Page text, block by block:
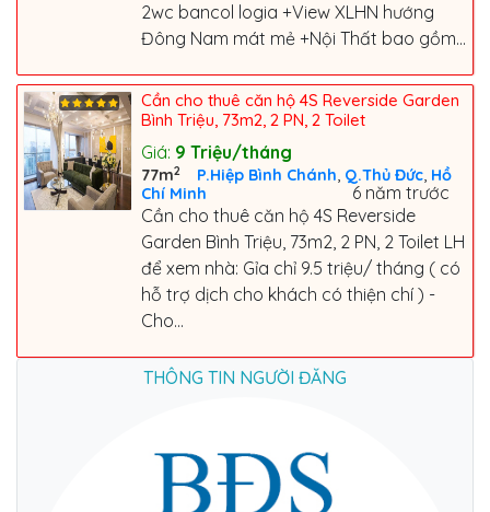
2wc bancol logia +View XLHN hướng
Đông Nam mát mẻ +Nội Thất bao gồm...
Cần cho thuê căn hộ 4S Reverside Garden
Bình Triệu, 73m2, 2 PN, 2 Toilet
Giá: 9 Triệu/tháng
77m2 P.Hiệp Bình Chánh, Q.Thủ Đức, Hồ
Chí Minh
6 năm trước
Cần cho thuê căn hộ 4S Reverside
Garden Bình Triệu, 73m2, 2 PN, 2 Toilet LH
để xem nhà: Gỉa chỉ 9.5 triệu/ tháng ( có
hỗ trợ dịch cho khách có thiện chí ) -
Cho...
THÔNG TIN NGƯỜI ĐĂNG